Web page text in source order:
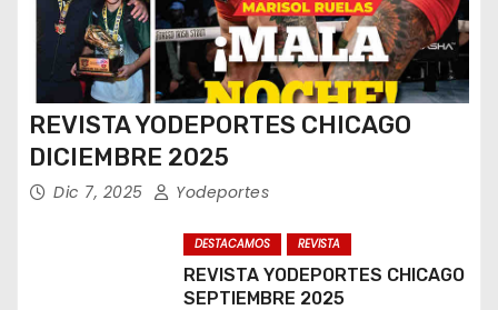
REVISTA YODEPORTES CHICAGO
DICIEMBRE 2025
Dic 7, 2025 Yodeportes
DESTACAMOS REVISTA
REVISTA YODEPORTES CHICAGO
SEPTIEMBRE 2025